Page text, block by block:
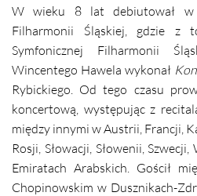
W wieku 8 lat debiutował
Filharmonii Śląskiej, gdzie z
Symfonicznej Filharmonii
Wincentego Hawela wykonał
Rybickiego. Od tego czasu
koncertową, występując z
między innymi w Austrii, Francji,
Rosji, Słowacji, Słowenii,
Emiratach Arabskich. Gościł
Chopinowskim w Dusznikach-